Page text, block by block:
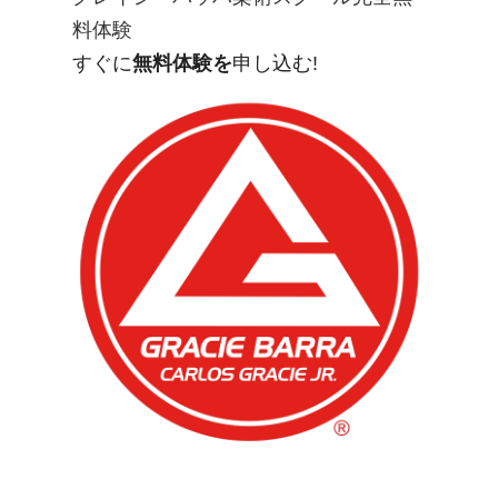
料体験
すぐに無料体験を申し込む!